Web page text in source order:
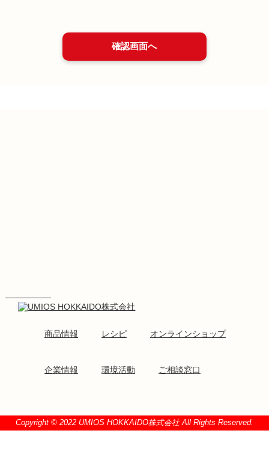
商品情報 レシピ オンラインショップ
企業情報 環境活動 ご相談窓口
Copyright © 2022 UMIOS HOKKAIDO株式会社 All Rights Reserved.